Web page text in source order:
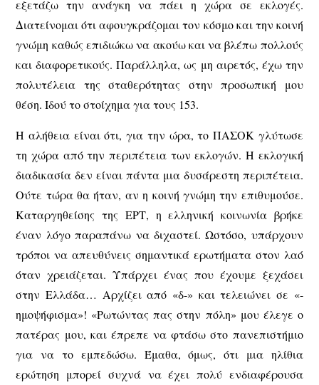
εξετάζω την ανάγκη να πάει η χώρα σε εκλογές.
Διατείνομαι ότι αφουγκράζομαι τον κόσμο και την κοινή
γνώμη καθώς επιδιώκω να ακούω και να βλέπω πολλούς
και διαφορετικούς. Παράλληλα, ως μη αιρετός, έχω την
πολυτέλεια της σταθερότητας στην προσωπική μου
θέση. Ιδού το στοίχημα για τους 153.
Η αλήθεια είναι ότι, για την ώρα, το ΠΑΣΟΚ γλύτωσε
τη χώρα από την περιπέτεια των εκλογών. Η εκλογική
διαδικασία δεν είναι πάντα μια δυσάρεστη περιπέτεια.
Ούτε τώρα θα ήταν, αν η κοινή γνώμη την επιθυμούσε.
Καταργηθείσης της ΕΡΤ, η ελληνική κοινωνία βρήκε
έναν λόγο παραπάνω να διχαστεί. Ωστόσο, υπάρχουν
τρόποι να απευθύνεις σημαντικά ερωτήματα στον λαό
όταν χρειάζεται. Υπάρχει ένας που έχουμε ξεχάσει
στην Ελλάδα… Αρχίζει από «δ-» και τελειώνει σε «-
ημοψήφισμα»! «Ρωτώντας πας στην πόλη» μου έλεγε ο
πατέρας μου, και έπρεπε να φτάσω στο πανεπιστήμιο
για να το εμπεδώσω. Έμαθα, όμως, ότι μια ηλίθια
ερώτηση μπορεί συχνά να έχει πολύ ενδιαφέρουσα